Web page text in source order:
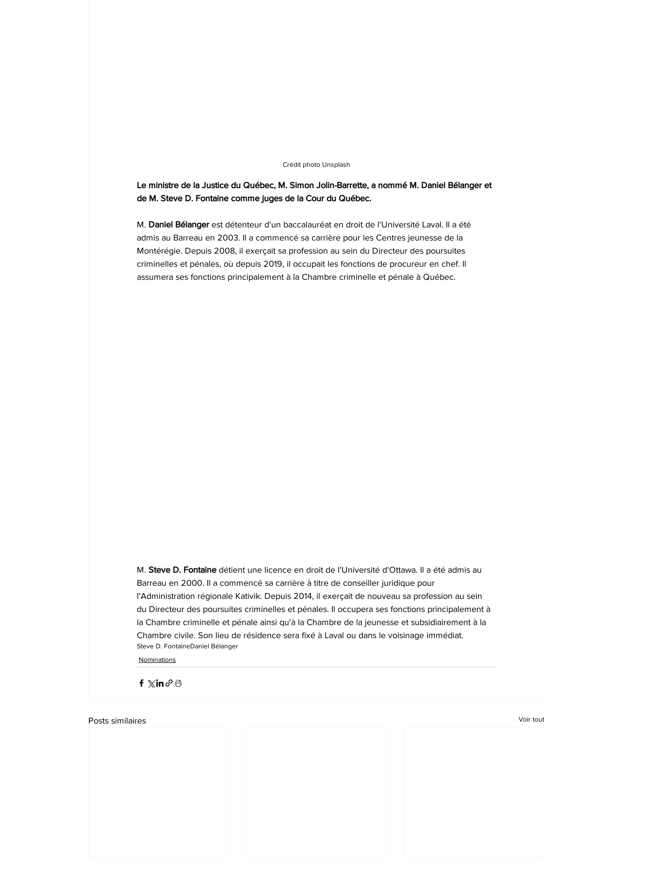
Crédit photo Unsplash
Le ministre de la Justice du Québec, M. Simon Jolin-Barrette, a nommé M. Daniel Bélanger et
de M. Steve D. Fontaine comme juges de la Cour du Québec.
M. Daniel Bélanger est détenteur d'un baccalauréat en droit de l'Université Laval. Il a été
admis au Barreau en 2003. Il a commencé sa carrière pour les Centres jeunesse de la
Montérégie. Depuis 2008, il exerçait sa profession au sein du Directeur des poursuites
criminelles et pénales, où depuis 2019, il occupait les fonctions de procureur en chef. Il
assumera ses fonctions principalement à la Chambre criminelle et pénale à Québec.
M. Steve D. Fontaine détient une licence en droit de l'Université d'Ottawa. Il a été admis au
Barreau en 2000. Il a commencé sa carrière à titre de conseiller juridique pour
l'Administration régionale Kativik. Depuis 2014, il exerçait de nouveau sa profession au sein
du Directeur des poursuites criminelles et pénales. Il occupera ses fonctions principalement à
la Chambre criminelle et pénale ainsi qu'à la Chambre de la jeunesse et subsidiairement à la
Chambre civile. Son lieu de résidence sera fixé à Laval ou dans le voisinage immédiat.
Steve D. FontaineDaniel Bélanger
Nominations
Posts similaires Voir tout